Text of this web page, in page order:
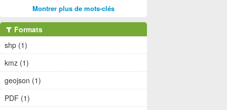
Montrer plus de mots-clés
Formats
shp (1)
kmz (1)
geojson (1)
PDF (1)